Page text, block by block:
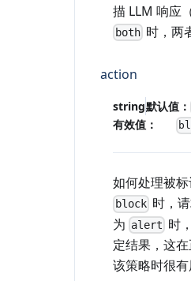
描 LLM 响应
both 时，两
action
string默认值：
有效值：
如何处理被
block 时，
为 alert 时
定结果，这
该策略时很